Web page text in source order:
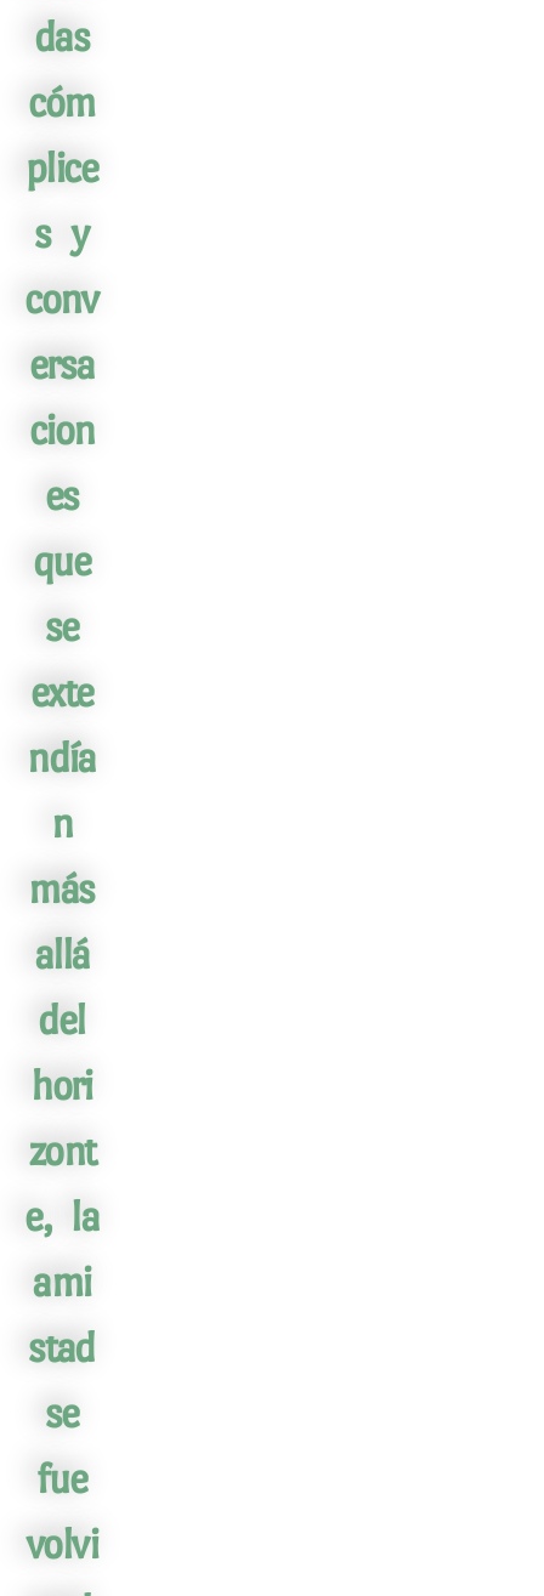
das
cóm
plice
s y
conv
ersa
cion
es
que
se
exte
ndía
n
más
allá
del
hori
zont
e, la
ami
stad
se
fue
volvi